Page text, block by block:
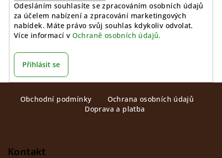
Odesláním souhlasíte se zpracováním osobních údajů
za účelem nabízení a zpracování marketingových
nabídek. Máte právo svůj souhlas kdykoliv odvolat.
Více informací v Ochraně osobních údajů.
Přihlásit se
Obchodní podmínky
Ochrana osobních údajů
Doprava a platba
Kontakt